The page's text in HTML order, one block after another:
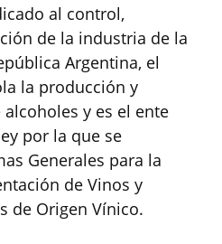
al control,
de la industria de la
Argentina, el
la producción y
y es el ente
por la que se
Generales para la
de Vinos y
de Origen Vínico.